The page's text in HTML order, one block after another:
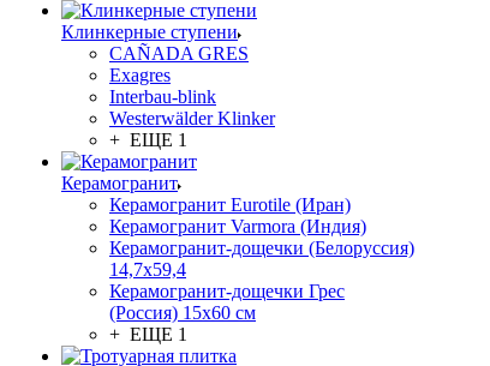
Клинкерные ступени
CAÑADA GRES
Exagres
Interbau-blink
Westerwälder Klinker
+ ЕЩЕ 1
Керамогранит
Керамогранит Eurotile (Иран)
Керамогранит Varmora (Индия)
Керамогранит-дощечки (Белоруссия)
14,7x59,4
Керамогранит-дощечки Грес
(Россия) 15х60 см
+ ЕЩЕ 1